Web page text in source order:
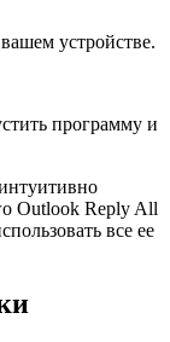
устройстве.
программу и
Outlook Reply All
все ее